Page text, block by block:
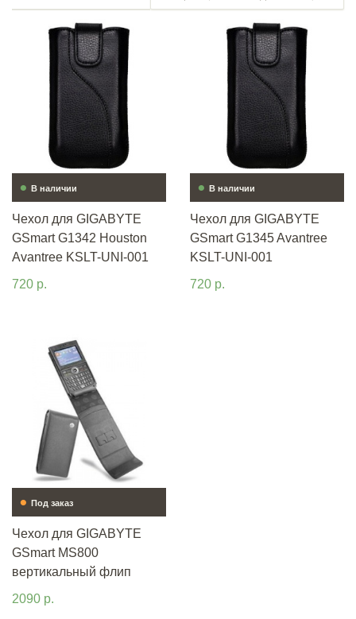
• В наличии
Чехол для GIGABYTE
GSmart G1342 Houston
Avantree KSLT-UNI-001
720 р.
• В наличии
Чехол для GIGABYTE
GSmart G1345 Avantree
KSLT-UNI-001
720 р.
• Под заказ
Чехол для GIGABYTE
GSmart MS800
вертикальный флип
2090 р.